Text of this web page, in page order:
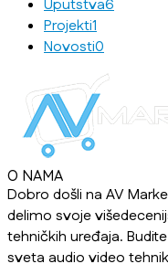
Uputstva6
Projekti1
Novosti0
O NAMA
Dobro došli na AV
delimo svoje
tehničkih uređaja.
sveta audio video